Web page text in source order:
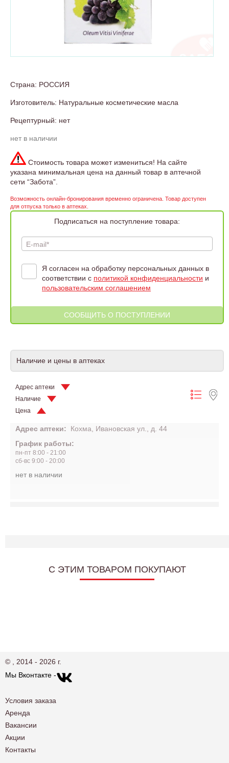
Страна: РОССИЯ
Изготовитель: Натуральные косметические масла
Рецептурный: нет
нет в наличии
Стоимость товара может измениться! На сайте
указана минимальная цена на данный товар в аптечной
сети “Забота”.
Возможность онлайн-бронирования временно ограничена. Товар доступен
для отпуска только в аптеках.
Подписаться на поступление товара:
E-mail*
Я согласен на обработку персональных данных в
соответствии с политикой конфиденциальности и
пользовательским соглашением
Наличие и цены в аптеках
Адрес аптеки
Наличие
Цена
Адрес аптеки:
Кохма, Ивановская ул., д. 44
График работы:
пн-пт 8:00 - 21:00
сб-вс 9:00 - 20:00
нет в наличии
C ЭТИМ ТОВАРОМ ПОКУПАЮТ
© , 2014 - 2026 г.
Мы Вконтакте -
Условия заказа
Аренда
Вакансии
Акции
Контакты